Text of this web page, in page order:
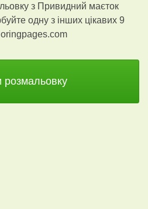
з Привидний маєток
одну з інших цікавих 9
розмальовку